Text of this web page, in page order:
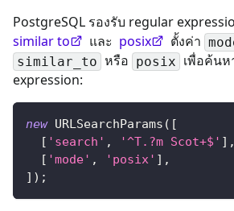
PostgreSQL รองรับ regular
similar to
และ posix ตั้งค่า
similar_to หรือ posix เพื่อค้น
expression:
new URLSearchParams ( [
[ 'search' , '^T.?m Scot+$' ] ,
[ 'mode' , 'posix' ] ,
] ) ;